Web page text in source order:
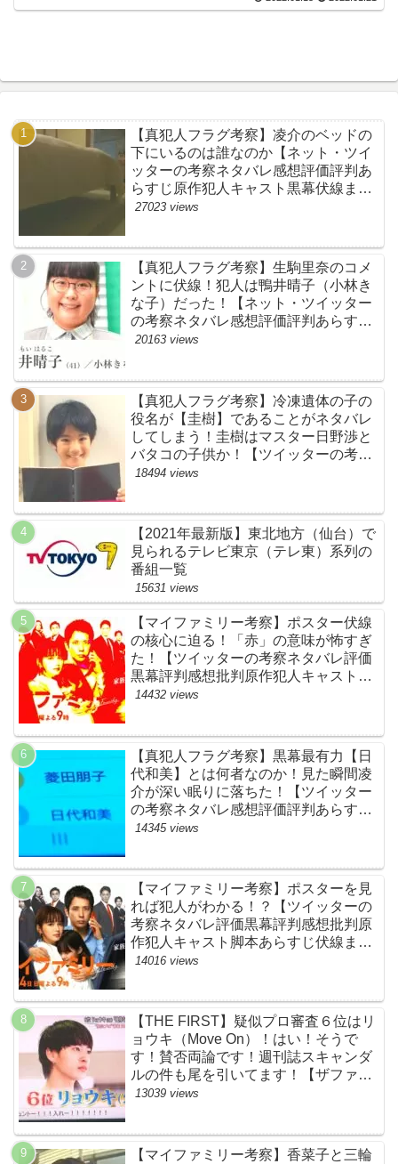
【真犯人フラグ考察】凌介のベッドの
下にいるのは誰なのか【ネット・ツイ
ッターの考察ネタバレ感想評価評判あ
らすじ原作犯人キャスト黒幕伏線まと
め】
27023 views
【真犯人フラグ考察】生駒里奈のコメ
ントに伏線！犯人は鴨井晴子（小林き
な子）だった！【ネット・ツイッター
の考察ネタバレ感想評価評判あらすじ
原作犯人キャスト黒幕伏線まとめ・鴨
20163 views
【真犯人フラグ考察】冷凍遺体の子の
役名が【圭樹】であることがネタバレ
してしまう！圭樹はマスター日野渉と
バタコの子供か！【ツイッターの考察
ネタバレ感想評価評判あらすじ原作犯
18494 views
【2021年最新版】東北地方（仙台）で
見られるテレビ東京（テレ東）系列の
番組一覧
15631 views
【マイファミリー考察】ポスター伏線
の核心に迫る！「赤」の意味が怖すぎ
た！【ツイッターの考察ネタバレ評価
黒幕評判感想批判原作犯人キャスト脚
本あらすじ伏線まとめ】
14432 views
【真犯人フラグ考察】黒幕最有力【日
代和美】とは何者なのか！見た瞬間凌
介が深い眠りに落ちた！【ツイッター
の考察ネタバレ感想評価評判あらすじ
原作犯人キャスト黒幕伏線まとめ】
14345 views
【マイファミリー考察】ポスターを見
れば犯人がわかる！？【ツイッターの
考察ネタバレ評価黒幕評判感想批判原
作犯人キャスト脚本あらすじ伏線まと
め】
14016 views
【THE FIRST】疑似プロ審査６位はリ
ョウキ（Move On）！はい！そうで
す！賛否両論です！週刊誌スキャンダ
ルの件も尾を引いてます！【ザファー
スト・ネットのネタバレ感想考察まと
13039 views
【マイファミリー考察】香菜子と三輪